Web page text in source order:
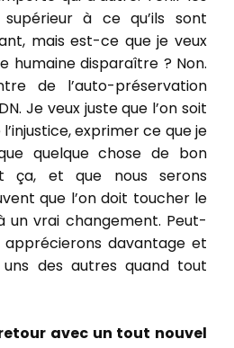
à ce qu’ils sont
mais est-ce que je veux
humaine disparaître ? Non.
de l’auto-préservation
Je veux juste que l’on soit
exprimer ce que je
quelque chose de bon
ça, et que nous serons
que l’on doit toucher le
un vrai changement. Peut-
davantage et
des autres quand tout
avec un tout nouvel